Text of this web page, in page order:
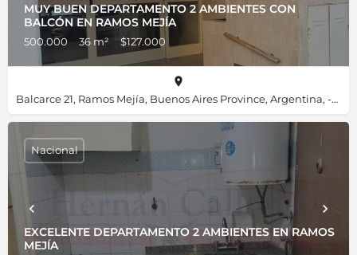
MUY BUEN DEPARTAMENTO 2 AMBIENTES CON
BALCÓN EN RAMOS MEJÍA
500.000 36 m² $127.000
Balcarce 21, Ramos Mejía, Buenos Aires Province, Argentina, -34.64027, -58.55124
EXCELENTE DEPARTAMENTO 2 AMBIENTES EN RAMOS
MEJÍA
Nacional